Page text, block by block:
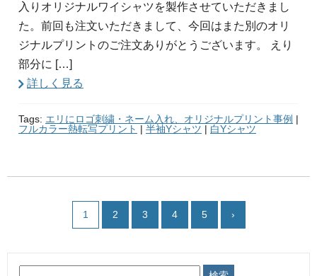
入りオリジナルワイシャツを製作させていただきまし
た。前回も注文いただきまして、今回はまた別のオリ
ジナルプリントのご注文ありがとうございます。 えり
部分に […]
詳しく見る
Tags: エリにロゴ刺繍・ネーム入れ、オリジナルプリント事例 |
フルカラー熱転写プリント | 半袖Yシャツ | 白Yシャツ
1 2 3 4 5 ›